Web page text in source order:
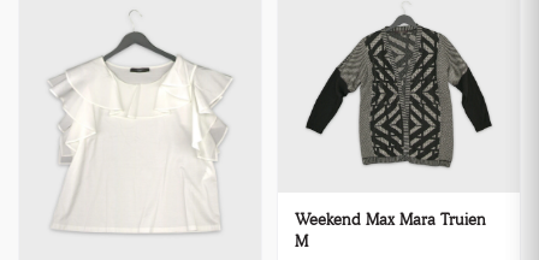
Weekend Max Mara Truien
M